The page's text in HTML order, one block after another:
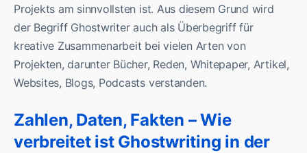
Projekts am sinnvollsten ist. Aus diesem Grund wird
der Begriff Ghostwriter auch als Überbegriff für
kreative Zusammenarbeit bei vielen Arten von
Projekten, darunter Bücher, Reden, Whitepaper, Artikel,
Websites, Blogs, Podcasts verstanden.
Zahlen, Daten, Fakten – Wie
verbreitet ist Ghostwriting in der